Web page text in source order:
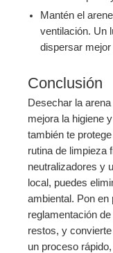
Mantén el
ventilación. Un
dispersar mejor
Conclusión
Desechar la
mejora la higiene
también te
rutina de limpieza
neutralizadores y
local, puedes
ambiental. Pon
reglamentación
restos, y
un proceso